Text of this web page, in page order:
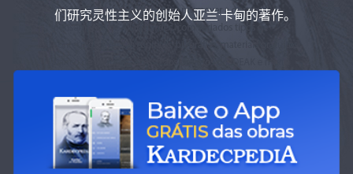
们研究灵性主义的创始人亚兰·卡甸的著作。